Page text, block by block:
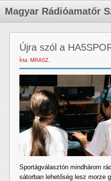
Magyar Rádióamatőr
Újra szól a
Írta: MRASZ.
Sportágválasztón mindhárom
sátorban lehetőség lesz morze